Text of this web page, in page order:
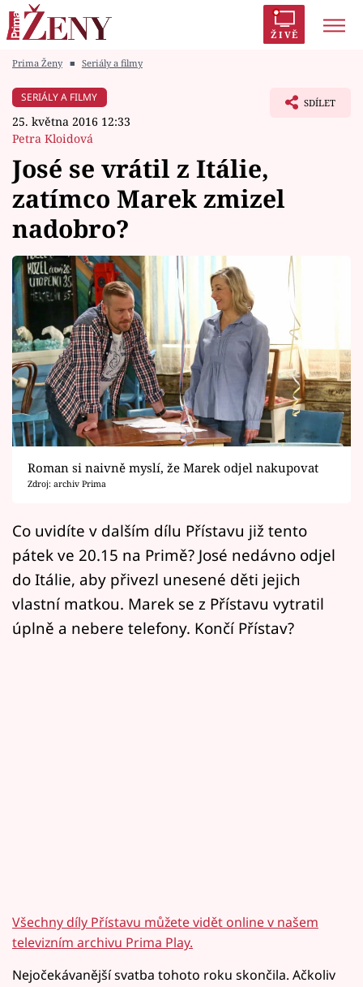
ŽIVĚ
Módní alarm
Témata
Celebrity
Vztahy
Seriály
Horoskopy
Sledujte prima+
Filmový festival Karlovy Vary
Pořady
Mámy sobě
Přihlášení
Sledujte nás
Prima Ženy ■ Seriály a filmy
SERIÁLY A FILMY
25. května 2016 12:33
Petra Kloidová
SDÍLET
José se vrátil z Itálie,
zatímco Marek zmizel
nadobro?
Roman si naivně myslí, že Marek odjel nakupovat
Zdroj: archiv Prima
Co uvidíte v dalším dílu Přístavu již tento
pátek ve 20.15 na Primě? José nedávno odjel
do Itálie, aby přivezl unesené děti jejich
vlastní matkou. Marek se z Přístavu vytratil
úplně a nebere telefony. Končí Přístav?
Všechny díly Přístavu můžete vidět online v našem
televizním archivu Prima Play.
Nejočekávanější svatba tohoto roku skončila. Ačkoliv